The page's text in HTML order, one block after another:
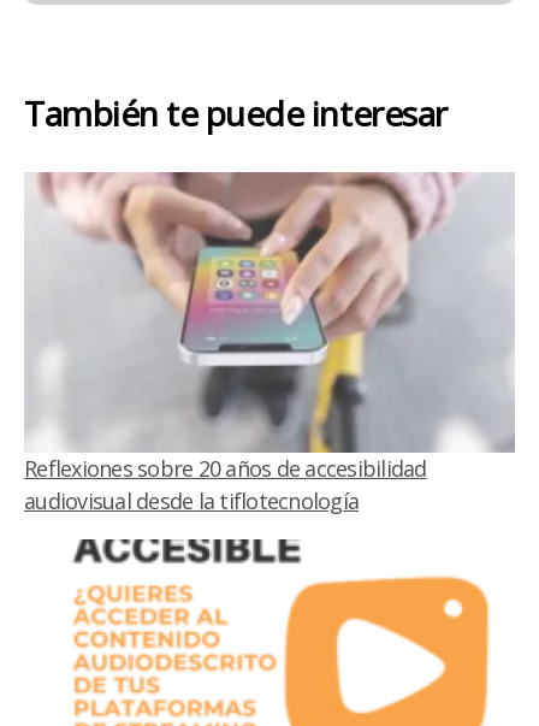
También te puede interesar
Reflexiones sobre 20 años de accesibilidad
audiovisual desde la tiflotecnología